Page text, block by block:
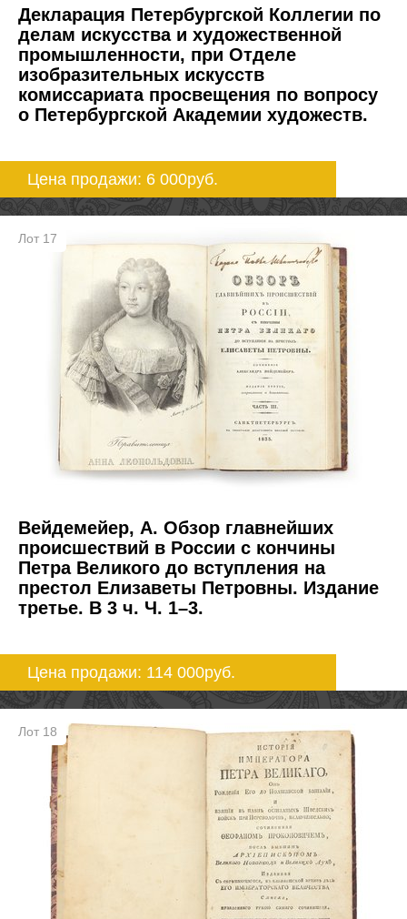
Декларация Петербургской Коллегии по
делам искусства и художественной
промышленности, при Отделе
изобразительных искусств
комиссариата просвещения по вопросу
о Петербургской Академии художеств.
Цена продажи: 6 000руб.
Лот 17
Вейдемейер, А. Обзор главнейших
происшествий в России с кончины
Петра Великого до вступления на
престол Елизаветы Петровны. Издание
третье. В 3 ч. Ч. 1–3.
Цена продажи: 114 000руб.
Лот 18